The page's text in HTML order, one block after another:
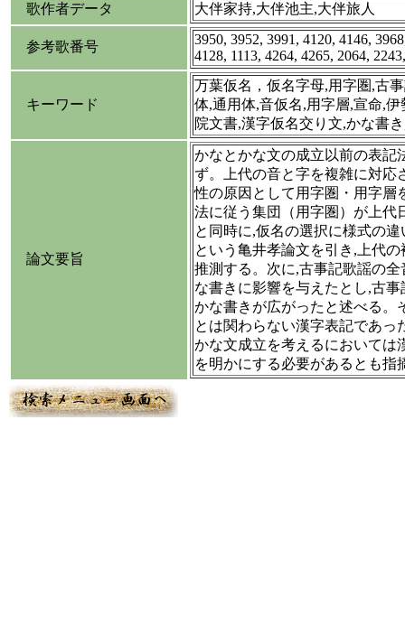
歌作者データ
大伴家持,大伴池主,大伴旅人
参考歌番号
3950, 3952, 3991, 4120, 4146,
4128, 1113, 4264, 4265, 2064,
キーワード
万葉仮名，仮名字母,用字圏,古
体,通用体,音仮名,用字層,宣命,
院文書,漢字仮名交り文,かな書
論文要旨
かなとかな文の成立以前の表記
ず。上代の音と字を複雑に対応
性の原因として用字圏・用字層
法に従う集団（用字圏）が上代
と同時に,仮名の選択に様式の
という亀井孝論文を引き,上代
推測する。次に,古事記歌謡の
な書きに影響を与えたとし,古
かな書きが広がったと述べる。
とは関わらない漢字表記であっ
かな文成立を考えるにおいては
を明かにする必要があるとも指